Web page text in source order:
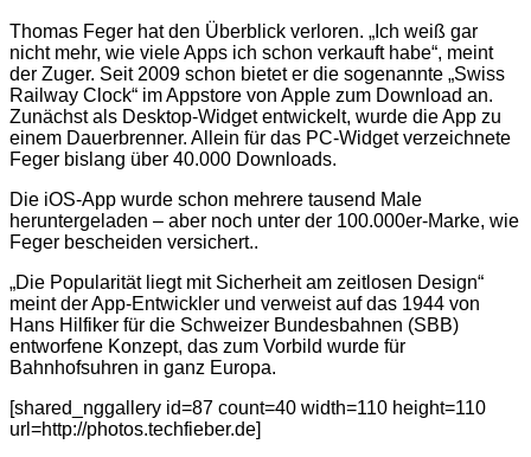
Thomas Feger hat den Überblick verloren. „Ich weiß gar
nicht mehr, wie viele Apps ich schon verkauft habe“, meint
der Zuger. Seit 2009 schon bietet er die sogenannte „Swiss
Railway Clock“ im Appstore von Apple zum Download an.
Zunächst als Desktop-Widget entwickelt, wurde die App zu
einem Dauerbrenner. Allein für das PC-Widget verzeichnete
Feger bislang über 40.000 Downloads.
Die iOS-App wurde schon mehrere tausend Male
heruntergeladen – aber noch unter der 100.000er-Marke, wie
Feger bescheiden versichert..
„Die Popularität liegt mit Sicherheit am zeitlosen Design“
meint der App-Entwickler und verweist auf das 1944 von
Hans Hilfiker für die Schweizer Bundesbahnen (SBB)
entworfene Konzept, das zum Vorbild wurde für
Bahnhofsuhren in ganz Europa.
[shared_nggallery id=87 count=40 width=110 height=110
url=http://photos.techfieber.de]